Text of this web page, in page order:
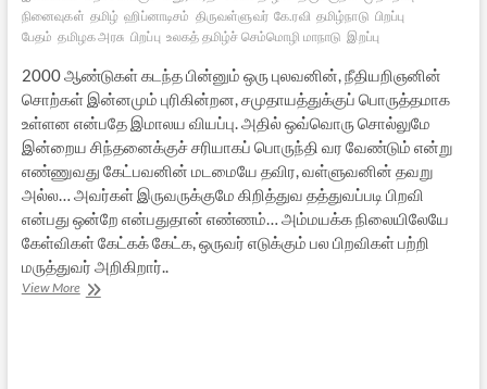
நினைவுகள் தமிழ் ஹிப்னாடிசம் திருவள்ளுவர் கே.ரவி தமிழ்நாடு பிறப்பு
பேதம் தமிழக அரசு பிறப்பு உலகத் தமிழ்ச் செம்மொழி மாநாடு இறப்பு
2000 ஆண்டுகள் கடந்த பின்னும் ஒரு புலவனின், நீதியறிஞனின்
சொற்கள் இன்னமும் புரிகின்றன, சமுதாயத்துக்குப் பொருத்தமாக
உள்ளன என்பதே இமாலய வியப்பு. அதில் ஒவ்வொரு சொல்லுமே
இன்றைய சிந்தனைக்குச் சரியாகப் பொருந்தி வர வேண்டும் என்று
எண்ணுவது கேட்பவனின் மடமையே தவிர, வள்ளுவனின் தவறு
அல்ல… அவர்கள் இருவருக்குமே கிறித்துவ தத்துவப்படி பிறவி
என்பது ஒன்றே என்பதுதான் எண்ணம்… அம்மயக்க நிலையிலேயே
கேள்விகள் கேட்கக் கேட்க, ஒருவர் எடுக்கும் பல பிறவிகள் பற்றி
மருத்துவர் அறிகிறார்..
View Moreபிறப்பும்